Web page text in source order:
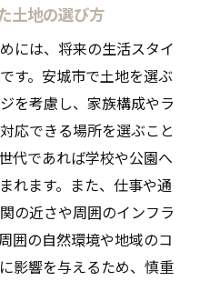
土地の選び方
には、将来の生活スタイ
す。安城市で土地を選ぶ
を考慮し、家族構成やラ
応できる場所を選ぶこと
代であれば学校や公園へ
れます。また、仕事や通
の近さや周囲のインフラ
囲の自然環境や地域のコ
影響を与えるため、慎重